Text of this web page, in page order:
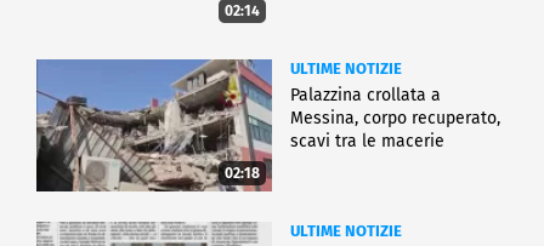
02:14
02:18
ULTIME NOTIZIE
Palazzina crollata a
Messina, corpo recuperato,
scavi tra le macerie
ULTIME NOTIZIE